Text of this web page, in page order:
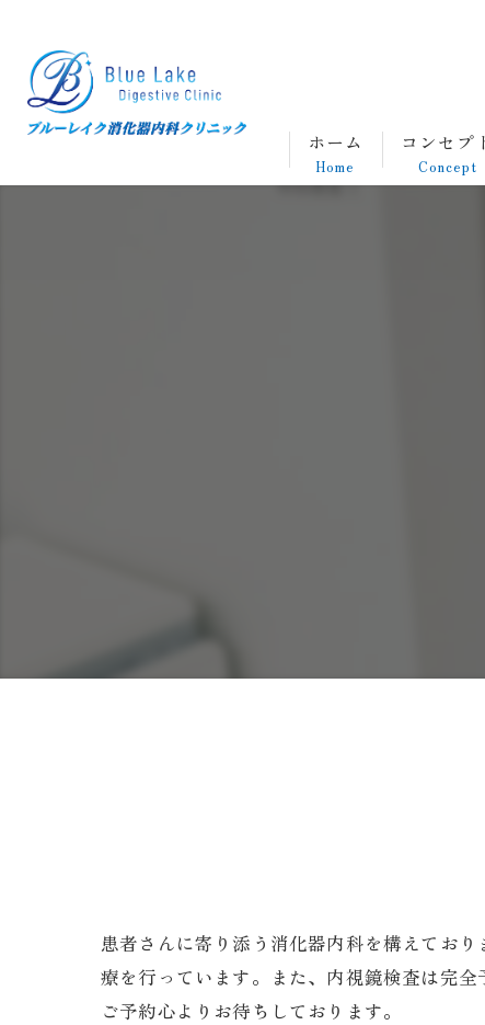
ホーム
Home
コンセプ
Concept
患者さんに寄り添う消化器内科を構えてお
療を行っています。また、内視鏡検査は完
ご予約心よりお待ちしております。